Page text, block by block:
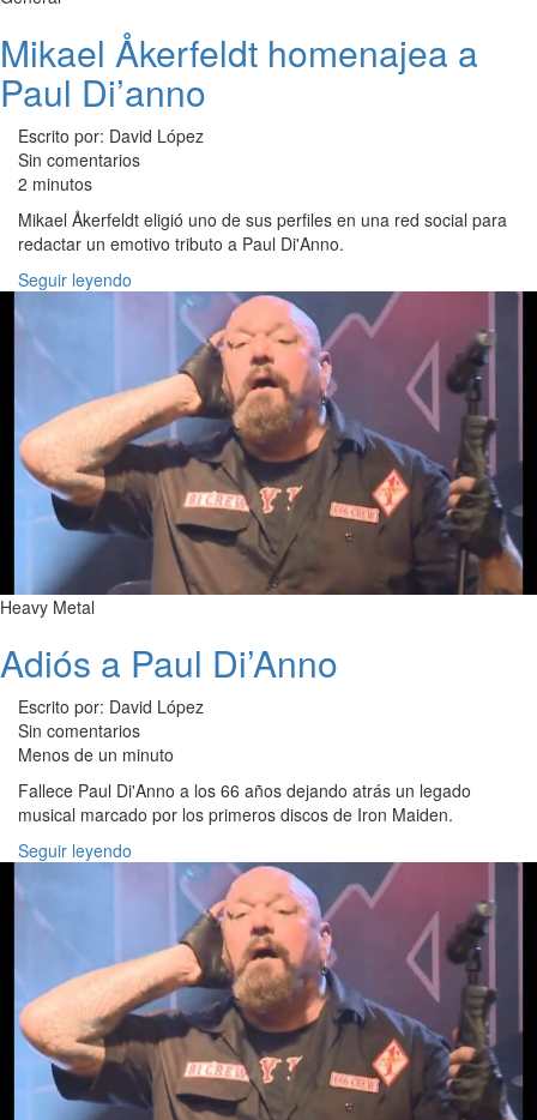
Mikael Åkerfeldt homenajea a
Paul Di’anno
Escrito por: David López
Sin comentarios
2 minutos
Mikael Åkerfeldt eligió uno de sus perfiles en una red social para
redactar un emotivo tributo a Paul Di'Anno.
Seguir leyendo
Heavy Metal
Adiós a Paul Di’Anno
Escrito por: David López
Sin comentarios
Menos de un minuto
Fallece Paul Di'Anno a los 66 años dejando atrás un legado
musical marcado por los primeros discos de Iron Maiden.
Seguir leyendo